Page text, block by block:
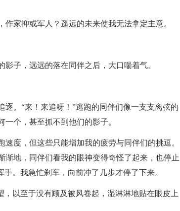
家抑或军人？遥远的未来使我无法拿定主意。
子，远远的落在同伴之后，大口喘着气。
。“来！来追呀！”逃跑的同伴们像一支支离弦的
个，甚至抓不到他们的影子。
度，但这些只能增加我的疲劳与同伴们的挑逗。
地，同伴们看我的眼神变得奇怪了起来，也停止
。我急忙刹车，向前冲了几步才停了下来。
以至于没有顾及被风卷起，湿淋淋地贴在眼皮上